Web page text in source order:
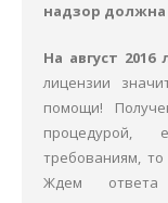
надзор должна
На август
лицензии
помощи!
процедурой,
требованиям,
Ждем